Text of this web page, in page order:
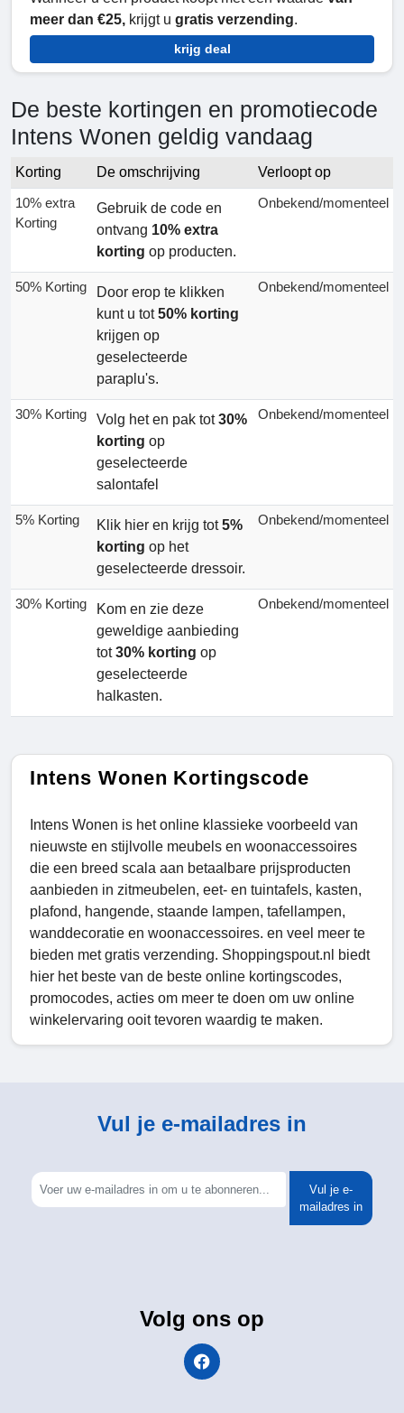
meer dan €25, krijgt u gratis verzending.
krijg deal
De beste kortingen en promotiecode
Intens Wonen geldig vandaag
Korting De omschrijving
Verloopt op
10% extra
Korting
Gebruik de code en
ontvang 10% extra
korting op producten.
Onbekend/momenteel
50% Korting
Door erop te klikken
kunt u tot50% korting
krijgen op
geselecteerde
paraplu's.
Onbekend/momenteel
30% Korting Volg het en pak tot30%
korting op
geselecteerde
salontafel
Onbekend/momenteel
5% Korting Klik hier en krijg tot5%
korting op het
geselecteerde dressoir.
Onbekend/momenteel
30% Korting
Kom en zie deze
geweldige aanbieding
tot30% korting op
geselecteerde
halkasten.
Onbekend/momenteel
Intens Wonen Kortingscode
Intens Wonen is het online klassieke voorbeeld van
nieuwste en stijlvolle meubels en woonaccessoires
die een breed scala aan betaalbare prijsproducten
aanbieden in zitmeubelen, eet- en tuintafels, kasten,
plafond, hangende, staande lampen, tafellampen,
wanddecoratie en woonaccessoires. en veel meer te
bieden met gratis verzending. Shoppingspout.nl biedt
hier het beste van de beste online kortingscodes,
promocodes, acties om meer te doen om uw online
winkelervaring ooit tevoren waardig te maken.
Vul je e-mailadres in
Vul je e-
mailadres in
Volg ons op